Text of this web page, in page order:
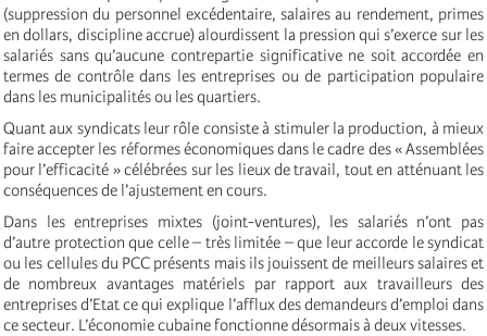
(suppression du personnel excédentaire, salaires au rendement, primes
en dollars, discipline accrue) alourdissent la pression qui s’exerce sur les
salariés sans qu’aucune contrepartie significative ne soit accordée en
termes de contrôle dans les entreprises ou de participation populaire
dans les municipalités ou les quartiers.
Quant aux syndicats leur rôle consiste à stimuler la production, à mieux
faire accepter les réformes économiques dans le cadre des « Assemblées
pour l’efficacité » célébrées sur les lieux de travail, tout en atténuant les
conséquences de l’ajustement en cours.
Dans les entreprises mixtes (joint-ventures), les salariés n’ont pas
d’autre protection que celle – très limitée – que leur accorde le syndicat
ou les cellules du PCC présents mais ils jouissent de meilleurs salaires et
de nombreux avantages matériels par rapport aux travailleurs des
entreprises d’Etat ce qui explique l’afflux des demandeurs d’emploi dans
ce secteur. L’économie cubaine fonctionne désormais à deux vitesses.